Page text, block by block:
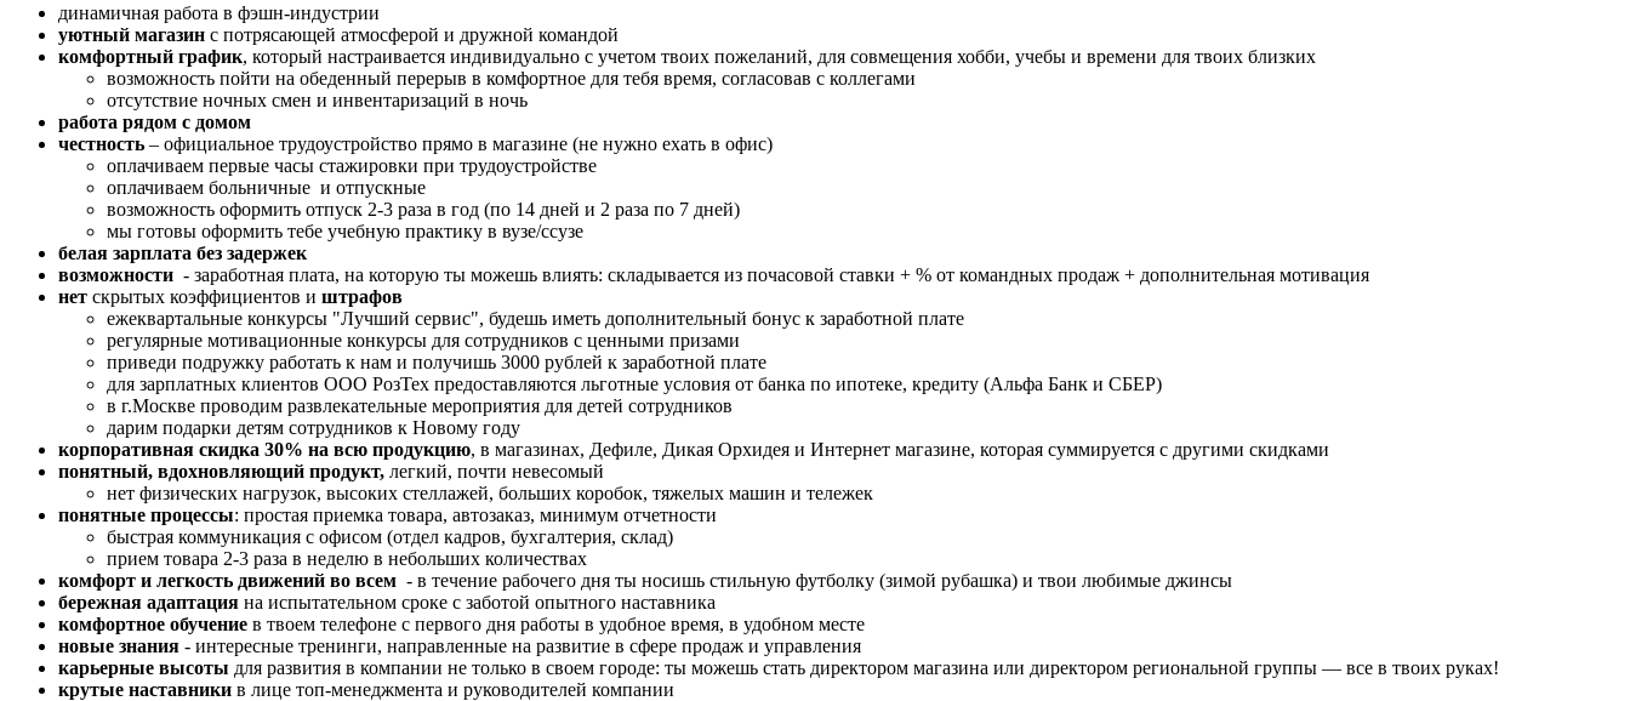
динамичная работа в фэшн-индустрии
уютный магазин с потрясающей атмосферой и дружной командой
комфортный график, который настраивается индивидуально с учетом твоих пожеланий, для совмещения хобби, учебы и времени для твоих близких
возможность пойти на обеденный перерыв в комфортное для тебя время, согласовав с коллегами
отсутствие ночных смен и инвентаризаций в ночь
работа рядом с домом
честность – официальное трудоустройство прямо в магазине (не нужно ехать в офис)
оплачиваем первые часы стажировки при трудоустройстве
оплачиваем больничные и отпускные
возможность оформить отпуск 2-3 раза в год (по 14 дней и 2 раза по 7 дней)
мы готовы оформить тебе учебную практику в вузе/ссузе
белая зарплата без задержек
возможности - заработная плата, на которую ты можешь влиять: складывается из почасовой ставки + % от командных продаж + дополнительная мотивация
нет скрытых коэффициентов и штрафов
ежеквартальные конкурсы "Лучший сервис", будешь иметь дополнительный бонус к заработной плате
регулярные мотивационные конкурсы для сотрудников с ценными призами
приведи подружку работать к нам и получишь 3000 рублей к заработной плате
для зарплатных клиентов ООО РозТех предоставляются льготные условия от банка по ипотеке, кредиту (Альфа Банк и СБЕР)
в г.Москве проводим развлекательные мероприятия для детей сотрудников
дарим подарки детям сотрудников к Новому году
корпоративная скидка 30% на всю продукцию, в магазинах, Дефиле, Дикая Орхидея и Интернет магазине, которая суммируется с другими скидками
понятный, вдохновляющий продукт, легкий, почти невесомый
нет физических нагрузок, высоких стеллажей, больших коробок, тяжелых машин и тележек
понятные процессы: простая приемка товара, автозаказ, минимум отчетности
быстрая коммуникация с офисом (отдел кадров, бухгалтерия, склад)
прием товара 2-3 раза в неделю в небольших количествах
комфорт и легкость движений во всем - в течение рабочего дня ты носишь стильную футболку (зимой рубашка) и твои любимые джинсы
бережная адаптация на испытательном сроке с заботой опытного наставника
комфортное обучение в твоем телефоне с первого дня работы в удобное время, в удобном месте
новые знания - интересные тренинги, направленные на развитие в сфере продаж и управления
карьерные высоты для развития в компании не только в своем городе: ты можешь стать директором магазина или директором региональной группы — все в твоих руках!
крутые наставники в лице топ-менеджмента и руководителей компании